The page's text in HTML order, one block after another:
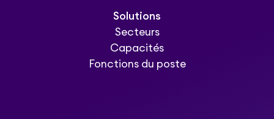
Solutions
Secteurs
Capacités
Fonctions du poste